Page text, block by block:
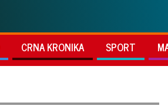
CRNA KRONIKA SPORT